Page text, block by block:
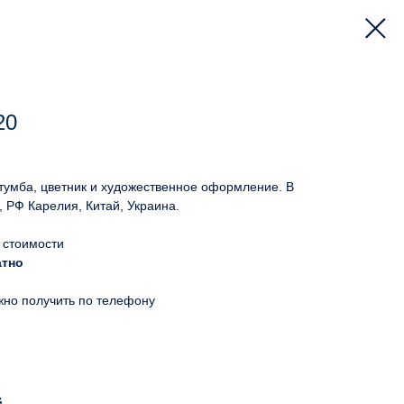
цветник и художественное оформление. В
Карелия, Китай, Украина.
получить по телефону